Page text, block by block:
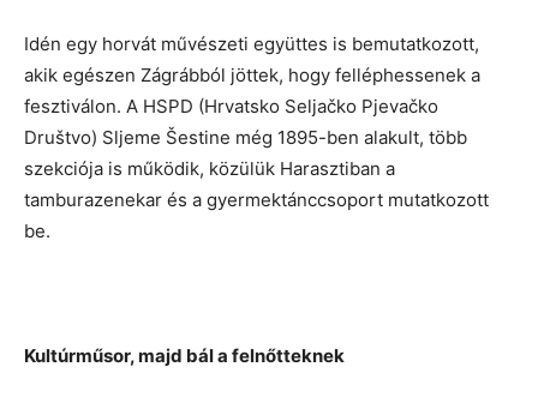
Idén egy horvát művészeti együttes is bemutatkozott,
akik egészen Zágrábból jöttek, hogy felléphessenek a
fesztiválon. A HSPD (Hrvatsko Seljačko Pjevačko
Društvo) Sljeme Šestine még 1895-ben alakult, több
szekciója is működik, közülük Harasztiban a
tamburazenekar és a gyermektánccsoport mutatkozott
be.
Kultúrműsor, majd bál a felnőtteknek